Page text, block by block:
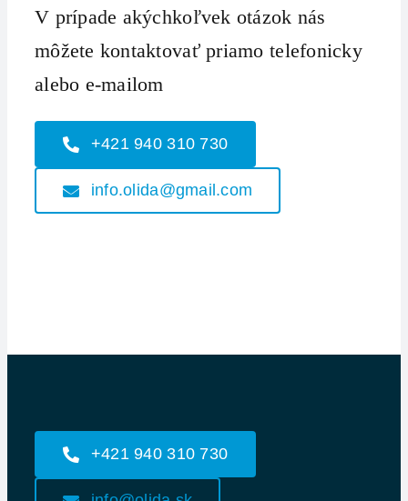
V prípade akýchkoľvek otázok nás
môžete kontaktovať priamo telefonicky
alebo e-mailom
+421 940 310 730
info.olida@gmail.com
+421 940 310 730